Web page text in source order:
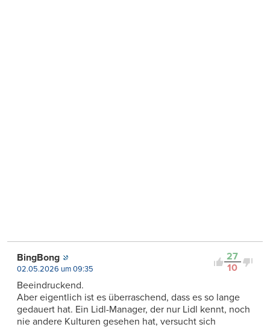
27
10
BingBong
02.05.2026 um 09:35
Beeindruckend.
Aber eigentlich ist es überraschend, dass es so lange
gedauert hat. Ein Lidl-Manager, der nur Lidl kennt, noch
nie andere Kulturen gesehen hat, versucht sich